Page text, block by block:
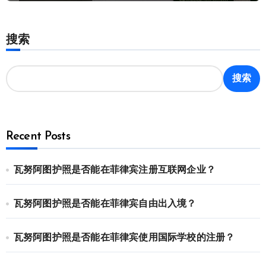
搜索
搜索
Recent Posts
瓦努阿图护照是否能在菲律宾注册互联网企业？
瓦努阿图护照是否能在菲律宾自由出入境？
瓦努阿图护照是否能在菲律宾使用国际学校的注册？